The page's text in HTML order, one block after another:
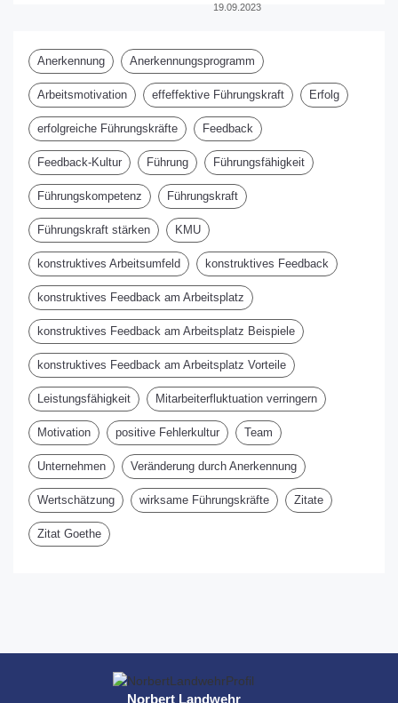
19.09.2023
Anerkennung Anerkennungsprogramm
Arbeitsmotivation effeffektive Führungskraft Erfolg
erfolgreiche Führungskräfte Feedback
Feedback-Kultur Führung Führungsfähigkeit
Führungskompetenz Führungskraft
Führungskraft stärken KMU
konstruktives Arbeitsumfeld konstruktives Feedback
konstruktives Feedback am Arbeitsplatz
konstruktives Feedback am Arbeitsplatz Beispiele
konstruktives Feedback am Arbeitsplatz Vorteile
Leistungsfähigkeit Mitarbeiterfluktuation verringern
Motivation positive Fehlerkultur Team
Unternehmen Veränderung durch Anerkennung
Wertschätzung wirksame Führungskräfte Zitate
Zitat Goethe
Norbert Landwehr